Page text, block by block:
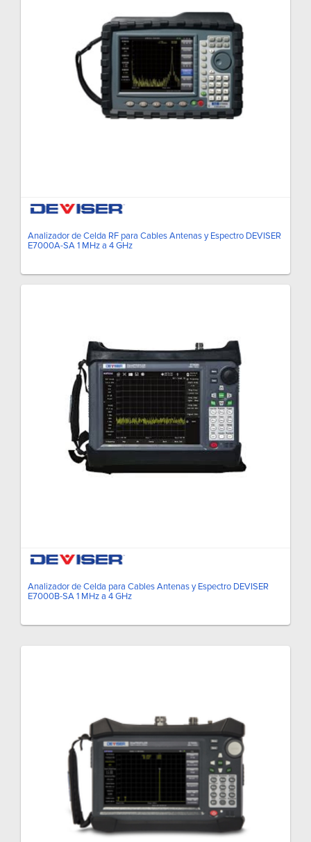
Analizador de Celda RF para Cables Antenas y Espectro DEVISER
E7000A-SA 1 MHz a 4 GHz
Analizador de Celda para Cables Antenas y Espectro DEVISER
E7000B-SA 1 MHz a 4 GHz